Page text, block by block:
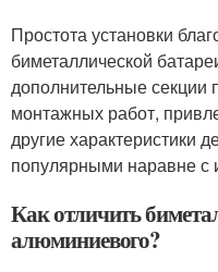
Простота установки
биметаллической
дополнительные секции
монтажных работ,
другие характеристики
популярными наравне с
Как отличить
алюминиевого?